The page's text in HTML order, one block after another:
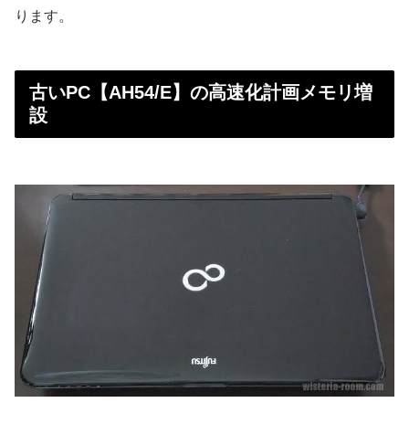
ります。
古いPC【AH54/E】の高速化計画メモリ増
設